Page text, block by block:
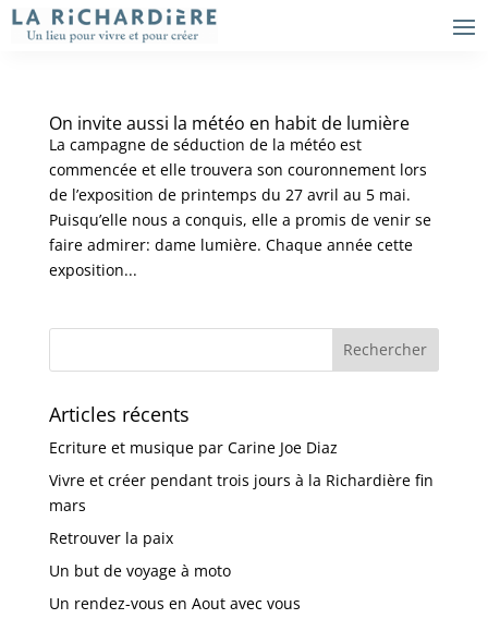
On invite aussi la météo en habit de lumière
La campagne de séduction de la météo est
commencée et elle trouvera son couronnement lors
de l’exposition de printemps du 27 avril au 5 mai.
Puisqu’elle nous a conquis, elle a promis de venir se
faire admirer: dame lumière. Chaque année cette
exposition...
Articles récents
Ecriture et musique par Carine Joe Diaz
Vivre et créer pendant trois jours à la Richardière fin
mars
Retrouver la paix
Un but de voyage à moto
Un rendez-vous en Aout avec vous